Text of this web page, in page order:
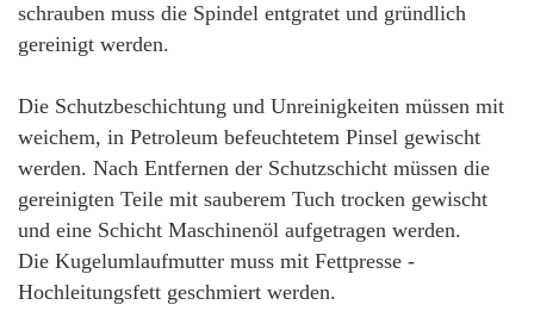
schrauben muss die Spindel entgratet und gründlich
gereinigt werden.
Die Schutzbeschichtung und Unreinigkeiten müssen mit
weichem, in Petroleum befeuchtetem Pinsel gewischt
werden. Nach Entfernen der Schutzschicht müssen die
gereinigten Teile mit sauberem Tuch trocken gewischt
und eine Schicht Maschinenöl aufgetragen werden.
Die Kugelumlaufmutter muss mit Fettpresse -
Hochleitungsfett geschmiert werden.